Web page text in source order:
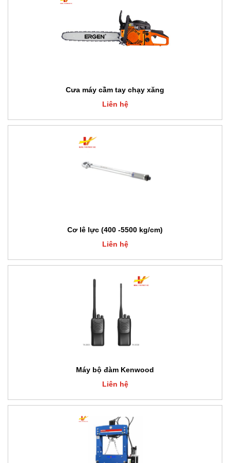
Cưa máy cầm tay chạy xăng
Liên hệ
Cơ lê lực (400 -5500 kg/cm)
Liên hệ
Máy bộ đàm Kenwood
Liên hệ